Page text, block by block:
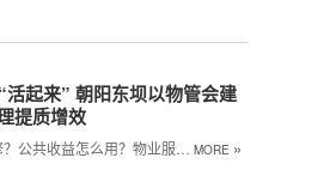
活起来” 朝阳东坝以物管会建
提质增效
公共收益怎么用？物业服… MORE »